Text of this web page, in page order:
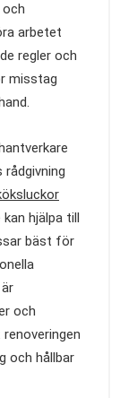
och
arbetet
regler och
misstag
hjälpa till
bäst för
och
och hållbar